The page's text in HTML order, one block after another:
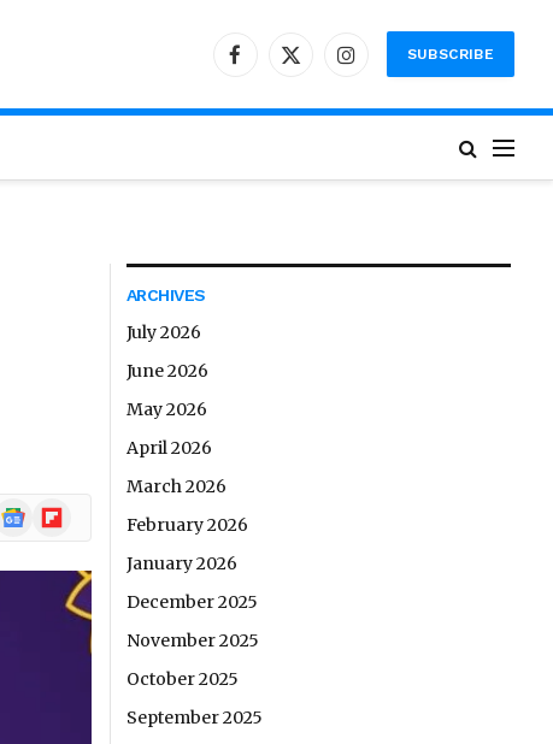
Facebook
X
InstagramSUBSCRIBE
Google
News
Flipboard
ARCHIVES
July 2026
June 2026
May 2026
April 2026
March 2026
February 2026
January 2026
December 2025
November 2025
October 2025
September 2025